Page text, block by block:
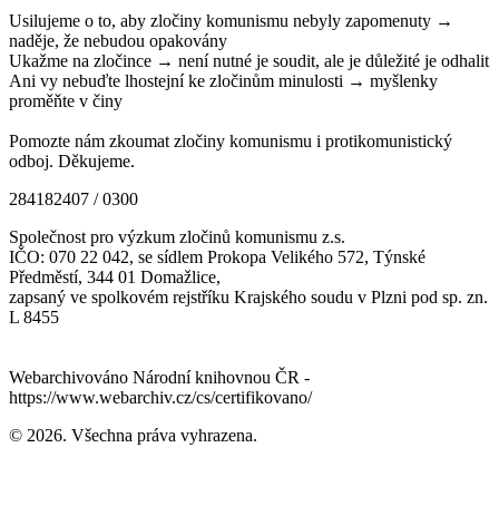
Usilujeme o to, aby zločiny komunismu nebyly zapomenuty →
naděje, že nebudou opakovány
Ukažme na zločince → není nutné je soudit, ale je důležité je odhalit
Ani vy nebuďte lhostejní ke zločinům minulosti → myšlenky
proměňte v činy
Pomozte nám zkoumat zločiny komunismu i protikomunistický
odboj. Děkujeme.
284182407 / 0300
Společnost pro výzkum zločinů komunismu z.s.
IČO: 070 22 042, se sídlem Prokopa Velikého 572, Týnské
Předměstí, 344 01 Domažlice,
zapsaný ve spolkovém rejstříku Krajského soudu v Plzni pod sp. zn.
L 8455
Webarchivováno Národní knihovnou ČR -
https://www.webarchiv.cz/cs/certifikovano/
© 2026. Všechna práva vyhrazena.